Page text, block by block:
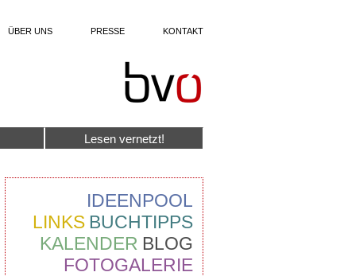
ÜBER UNS PRESSE KONTAKT
Lesen vernetzt!
IDEENPOOL
BUCHTIPPS
LINKS
BLOG
KALENDER
FOTOGALERIE